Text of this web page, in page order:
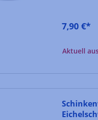
7,90 €*
Aktuell